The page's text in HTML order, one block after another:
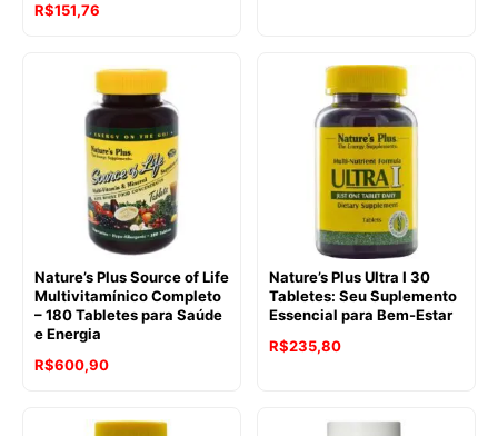
R$151,76
Nature’s Plus Source of Life
Multivitamínico Completo
– 180 Tabletes para Saúde
e Energia
R$600,90
Nature’s Plus Ultra I 30
Tabletes: Seu Suplemento
Essencial para Bem-Estar
R$235,80